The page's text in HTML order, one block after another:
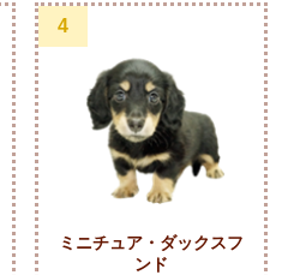
4
ミニチュア・ダックスフ
ンド